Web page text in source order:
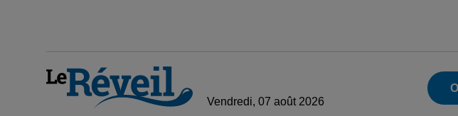
Vendredi, 07 août 2026